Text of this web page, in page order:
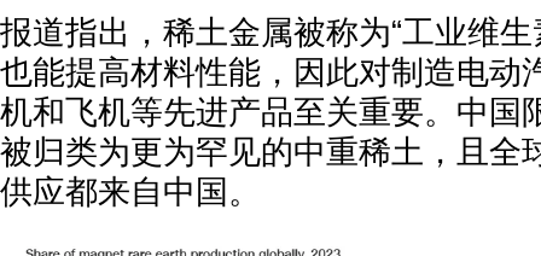
报道指出，稀土金属被称为“工业维
也能提高材料性能，因此对制造电动
机和飞机等先进产品至关重要。中国
被归类为更为罕见的中重稀土，且全
供应都来自中国。